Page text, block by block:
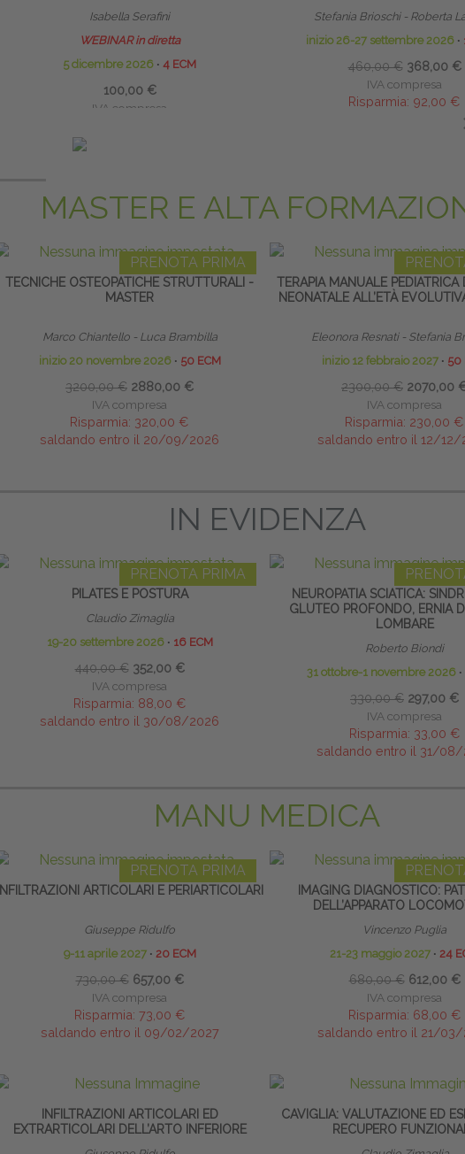
Isabella Serafini
WEBINAR in diretta
5 dicembre 2026 ∙ 4 ECM
100,00 €
IVA compresa
Stefania Brioschi - Roberta
inizio 26-27 settembre 2026 ∙
460,00 € 368,00 €
IVA compresa
Risparmia: 92,00 €
saldando entro il 30/
MASTER E ALTA
PRENOTA PRIMA
TECNICHE OSTEOPATICHE STRUTTURALI -
MASTER
Marco Chiantello - Luca Brambilla
inizio 20 novembre 2026 ∙ 50 ECM
3200,00 € 2880,00 €
IVA compresa
Risparmia: 320,00 €
saldando entro il 20/09/2026
TERAPIA MANUALE PEDIATRICA
NEONATALE ALL’ETÀ
Eleonora Resnati - Stefania
inizio 12 febbraio 2027 ∙ 50
2300,00 € 2070,00
IVA compresa
Risparmia: 230,00 €
saldando entro il 12/12/
IN EVIDENZA
PRENOTA PRIMA
PILATES E POSTURA
Claudio Zimaglia
19-20 settembre 2026 ∙ 16 ECM
440,00 € 352,00 €
IVA compresa
Risparmia: 88,00 €
saldando entro il 30/08/2026
NEUROPATIA SCIATICA:
GLUTEO PROFONDO, ERNIA
LOMBARE
Roberto Biondi
31 ottobre-1 novembre 2026 ∙
330,00 € 297,00 €
IVA compresa
Risparmia: 33,00 €
saldando entro il 31/08/
MANU MEDICA
PRENOTA PRIMA
INFILTRAZIONI ARTICOLARI E PERIARTICOLARI
Giuseppe Ridulfo
9-11 aprile 2027 ∙ 20 ECM
730,00 € 657,00 €
IVA compresa
Risparmia: 73,00 €
saldando entro il 09/02/2027
IMAGING DIAGNOSTICO:
DELL’APPARATO
Vincenzo Puglia
21-23 maggio 2027 ∙ 24
680,00 € 612,00 €
IVA compresa
Risparmia: 68,00 €
saldando entro il 21/03/
INFILTRAZIONI ARTICOLARI ED
EXTRARTICOLARI DELL’ARTO INFERIORE
CAVIGLIA: VALUTAZIONE ED
RECUPERO